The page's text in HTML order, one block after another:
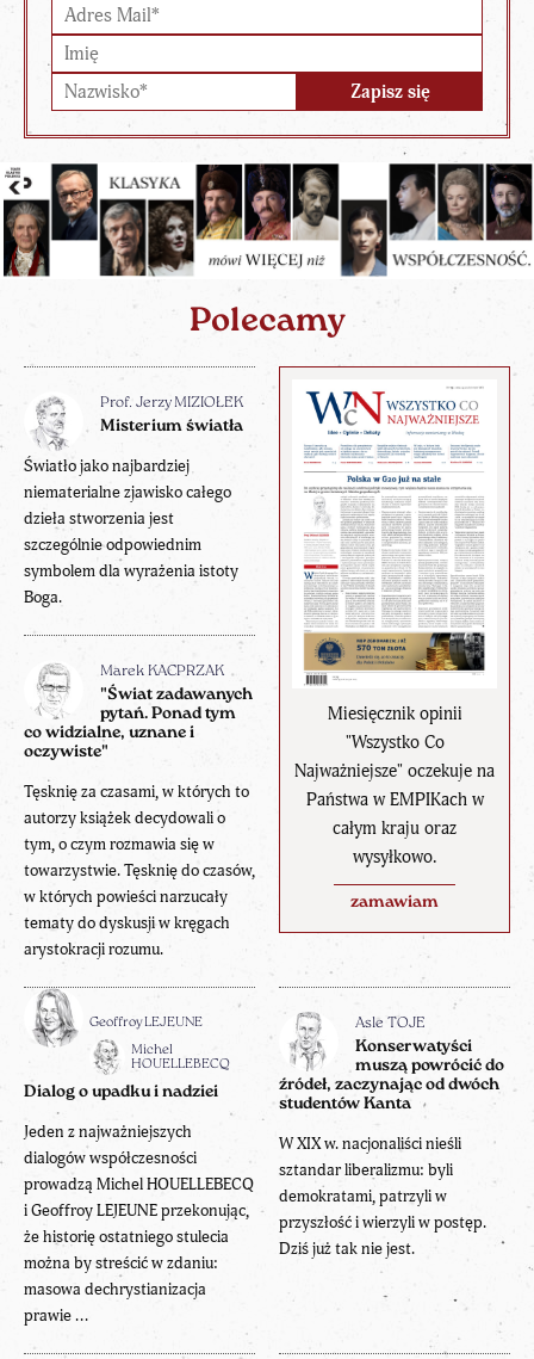
Polecamy
Miesięcznik opinii
"Wszystko Co
Najważniejsze" oczekuje na
Państwa w EMPIKach w
całym kraju oraz
wysyłkowo.
zamawiam
Prof. Jerzy MIZIOŁEK
Misterium światła
Światło jako najbardziej
niematerialne zjawisko całego
dzieła stworzenia jest
szczególnie odpowiednim
symbolem dla wyrażenia istoty
Boga.
Marek KACPRZAK
"Świat zadawanych
pytań. Ponad tym
co widzialne, uznane i
oczywiste"
Tęsknię za czasami, w których to
autorzy książek decydowali o
tym, o czym rozmawia się w
towarzystwie. Tęsknię do czasów,
w których powieści narzucały
tematy do dyskusji w kręgach
arystokracji rozumu.
Geoffroy LEJEUNE
Michel
HOUELLEBECQ
Dialog o upadku i nadziei
Jeden z najważniejszych
dialogów współczesności
prowadzą Michel HOUELLEBECQ
i Geoffroy LEJEUNE przekonując,
że historię ostatniego stulecia
można by streścić w zdaniu:
masowa dechrystianizacja
prawie ...
Asle TOJE
Konserwatyści
muszą powrócić do
źródeł, zaczynając od dwóch
studentów Kanta
W XIX w. nacjonaliści nieśli
sztandar liberalizmu: byli
demokratami, patrzyli w
przyszłość i wierzyli w postęp.
Dziś już tak nie jest.